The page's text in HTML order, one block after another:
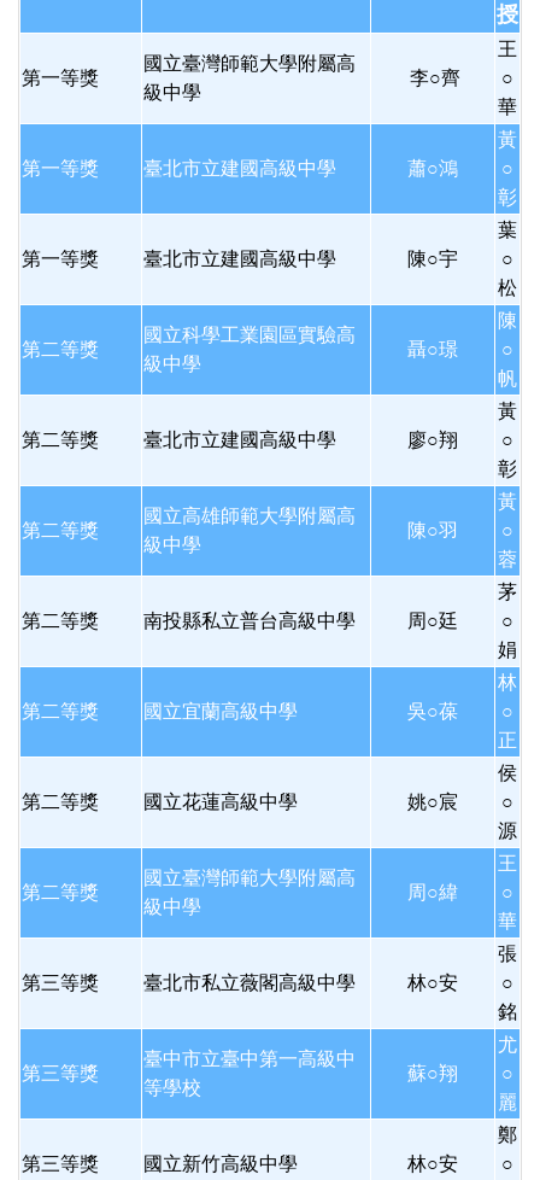
授
第一等獎
國立臺灣師範大學附屬高
級中學
李○齊
王
○
華
第一等獎 臺北市立建國高級中學 蕭○鴻
黃
○
彰
第一等獎 臺北市立建國高級中學 陳○宇
葉
○
松
第二等獎
國立科學工業園區實驗高
級中學
聶○璟
陳
○
帆
第二等獎 臺北市立建國高級中學 廖○翔
黃
○
彰
第二等獎
國立高雄師範大學附屬高
級中學
陳○羽
黃
○
蓉
第二等獎 南投縣私立普台高級中學 周○廷
茅
○
娟
第二等獎 國立宜蘭高級中學 吳○葆
林
○
正
第二等獎 國立花蓮高級中學 姚○宸
侯
○
源
第二等獎
國立臺灣師範大學附屬高
級中學
周○緯
王
○
華
第三等獎 臺北市私立薇閣高級中學 林○安
張
○
銘
第三等獎
臺中市立臺中第一高級中
等學校
蘇○翔
尤
○
麗
第三等獎 國立新竹高級中學 林○安
鄭
○